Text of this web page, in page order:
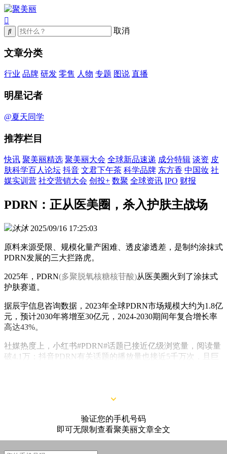
取消
文章分类
行业 品牌 研发 零售 人物 专题 图说 直播
明星记者
@夏天同学
推荐栏目
快讯 聚美丽精选 聚美丽大会 全球新品速递 成分特辑 谈资 皮
肤科学百人论坛 抖音 文君下午茶 科学品牌 东方香 中国妆 社
媒实训营 社交营销大会 创投+ 数聚 全球资讯 IPO 财报
PDRN：正从医美圈，杀入护肤主战场
沐沐 2025/09/16 17:25:03
原料来源受限、规模化量产困难、透皮渗透差，是制约涂抹式
PDRN发展的三大拦路虎。
2025年，PDRN(多聚脱氧核糖核苷酸)从医美圈火到了涂抹式
护肤赛道。
据辰宇信息咨询数据，2023年全球PDRN市场规模大约为1.8亿
元，预计2030年将增至30亿元，2024-2030期间年复合增长率
高达43%。
社媒热度上，小红书#PDRN#话题已接近亿级浏览量，阅读量
破4.1万；抖音PDRN有关话题的播放量也接近5千万次，且巨
验证您的手机号码
即可无限制查看聚美丽文章全文